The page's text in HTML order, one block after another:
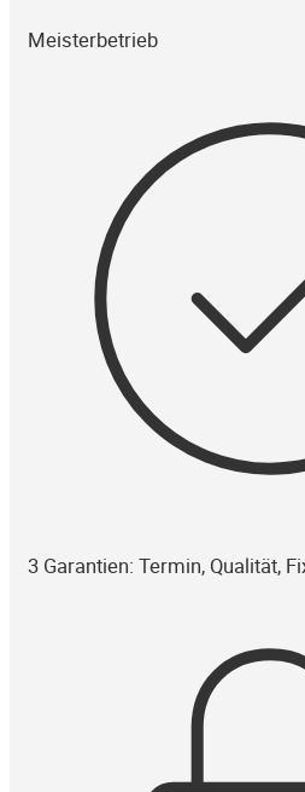
Meisterbetrieb
3 Garantien: Termin, Qualität,